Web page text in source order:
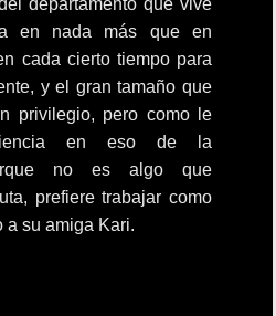
departamento que vive
en nada más que en
cada cierto tiempo para
y el gran tamaño que
privilegio, pero como le
en eso de la
no es algo que
prefiere trabajar como
a su amiga Kari.